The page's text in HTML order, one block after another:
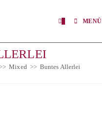
MENÜ
Mixed >> Buntes Allerlei